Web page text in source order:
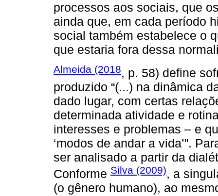
processos aos sociais, que
ainda que, em cada período
social também estabelece o
que estaria fora dessa
Almeida (2018, p. 58) define
produzido “(...) na dinâmica
dado lugar, com certas
determinada atividade e
interesses e problemas – e
‘modos de andar a vida’”.
ser analisado a partir da
Conforme Silva (2009), a
(o gênero humano), ao